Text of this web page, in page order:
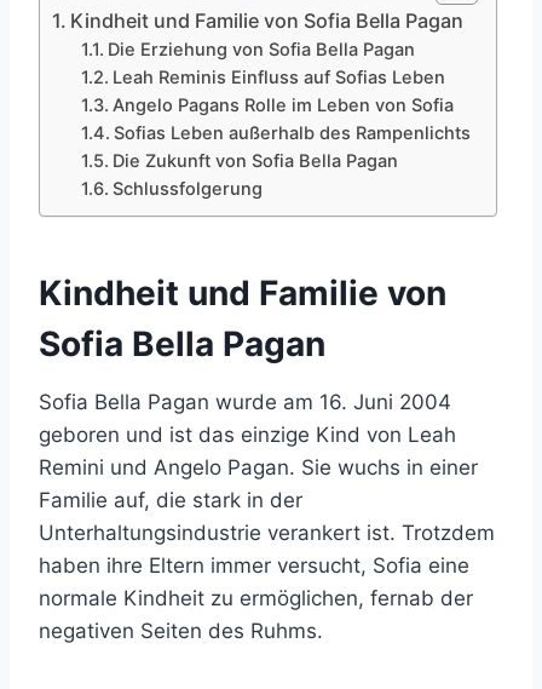
Kindheit und Familie von Sofia Bella Pagan
Die Erziehung von Sofia Bella Pagan
Leah Reminis Einfluss auf Sofias Leben
Angelo Pagans Rolle im Leben von Sofia
Sofias Leben außerhalb des Rampenlichts
Die Zukunft von Sofia Bella Pagan
Schlussfolgerung
Kindheit und Familie von
Sofia Bella Pagan
Sofia Bella Pagan wurde am 16. Juni 2004
geboren und ist das einzige Kind von Leah
Remini und Angelo Pagan. Sie wuchs in einer
Familie auf, die stark in der
Unterhaltungsindustrie verankert ist. Trotzdem
haben ihre Eltern immer versucht, Sofia eine
normale Kindheit zu ermöglichen, fernab der
negativen Seiten des Ruhms.